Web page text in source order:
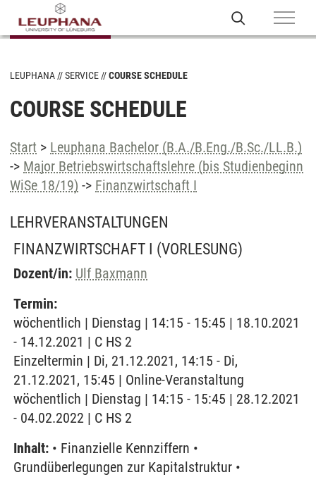
LEUPHANA SERVICE COURSE SCHEDULE
COURSE SCHEDULE
Start > Leuphana Bachelor (B.A./B.Eng./B.Sc./LL.B.)
-> Major Betriebswirtschaftslehre (bis Studienbeginn
WiSe 18/19) -> Finanzwirtschaft I
LEHRVERANSTALTUNGEN
FINANZWIRTSCHAFT I (VORLESUNG)
Dozent/in: Ulf Baxmann
Termin:
wöchentlich | Dienstag | 14:15 - 15:45 | 18.10.2021
- 14.12.2021 | C HS 2
Einzeltermin | Di, 21.12.2021, 14:15 - Di,
21.12.2021, 15:45 | Online-Veranstaltung
wöchentlich | Dienstag | 14:15 - 15:45 | 28.12.2021
- 04.02.2022 | C HS 2
Inhalt: • Finanzielle Kennziffern •
Grundüberlegungen zur Kapitalstruktur •